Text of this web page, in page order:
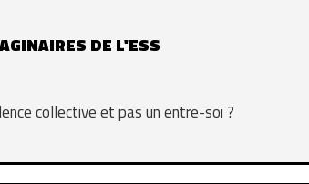
DE L'ESS
collective et pas un entre-soi ?